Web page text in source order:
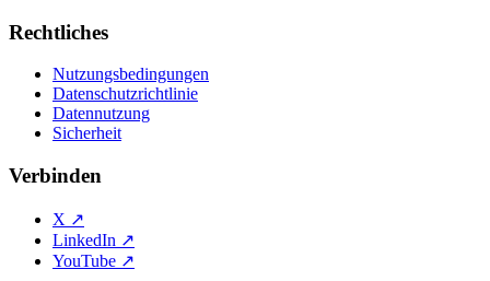
Rechtliches
Nutzungsbedingungen
Datenschutzrichtlinie
Datennutzung
Sicherheit
Verbinden
X ↗
LinkedIn ↗
YouTube ↗